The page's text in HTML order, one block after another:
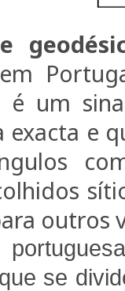
é um
exacta e
outros
se